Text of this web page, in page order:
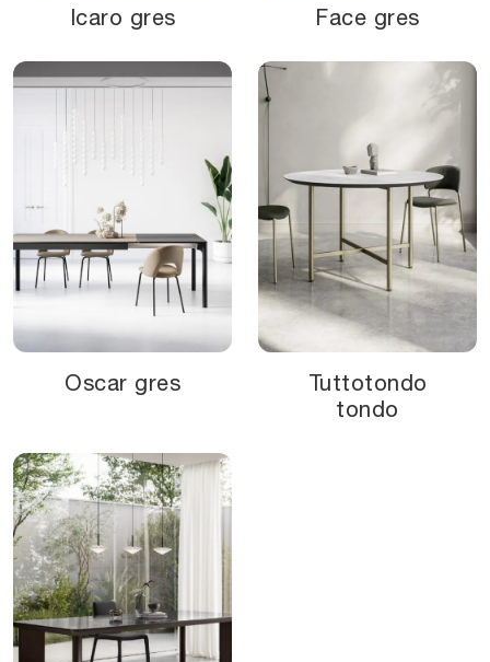
Icaro gres Face gres
Oscar gres
Tuttotondo
tondo